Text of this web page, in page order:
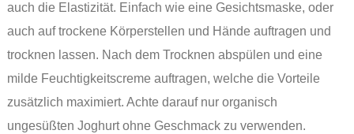
auch die Elastizität. Einfach wie eine Gesichtsmaske, oder
auch auf trockene Körperstellen und Hände auftragen und
trocknen lassen. Nach dem Trocknen abspülen und eine
milde Feuchtigkeitscreme auftragen, welche die Vorteile
zusätzlich maximiert. Achte darauf nur organisch
ungesüßten Joghurt ohne Geschmack zu verwenden.